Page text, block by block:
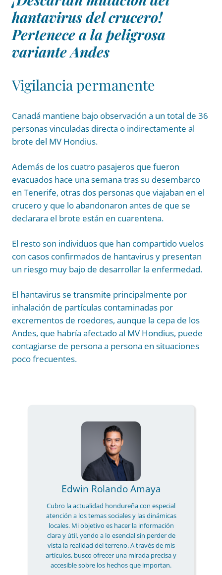
hantavirus del crucero!
Pertenece a la peligrosa
variante Andes
Vigilancia permanente
Canadá mantiene bajo observación a un total de 36
personas vinculadas directa o indirectamente al
brote del MV Hondius.
Además de los cuatro pasajeros que fueron
evacuados hace una semana tras su desembarco
en Tenerife, otras dos personas que viajaban en el
crucero y que lo abandonaron antes de que se
declarara el brote están en cuarentena.
El resto son individuos que han compartido vuelos
con casos confirmados de hantavirus y presentan
un riesgo muy bajo de desarrollar la enfermedad.
El hantavirus se transmite principalmente por
inhalación de partículas contaminadas por
excrementos de roedores, aunque la cepa de los
Andes, que habría afectado al MV Hondius, puede
contagiarse de persona a persona en situaciones
poco frecuentes.
Edwin Rolando Amaya
Cubro la actualidad hondureña con especial
atención a los temas sociales y las dinámicas
locales. Mi objetivo es hacer la información
clara y útil, yendo a lo esencial sin perder de
vista la realidad del terreno. A través de mis
artículos, busco ofrecer una mirada precisa y
accesible sobre los hechos que importan.